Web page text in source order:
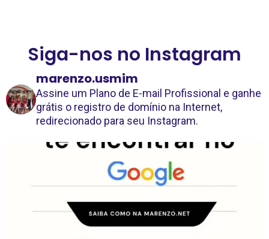
Siga-nos no Instagram
marenzo.usmim
Assine um Plano de E-mail Profissional e ganhe
grátis o registro de domínio na Internet,
redirecionado para seu Instagram.